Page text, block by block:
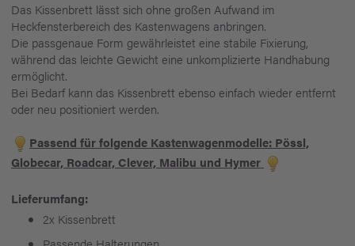
Das Kissenbrett lässt sich ohne großen Aufwand im
Heckfensterbereich des Kastenwagens anbringen.
Die passgenaue Form gewährleistet eine stabile Fixierung,
während das leichte Gewicht eine unkomplizierte Handhabung
ermöglicht.
Bei Bedarf kann das Kissenbrett ebenso einfach wieder entfernt
oder neu positioniert werden.
Passend für folgende Kastenwagenmodelle: Pössl,
Globecar, Roadcar, Clever, Malibu und Hymer
Lieferumfang:
2x Kissenbrett